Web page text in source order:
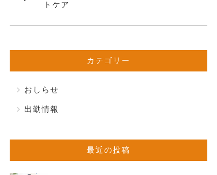
トケア
カテゴリー
おしらせ
出勤情報
最近の投稿